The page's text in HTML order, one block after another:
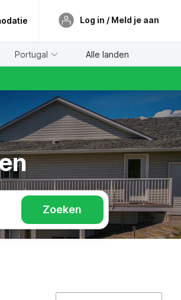
Log in / Meld je aan
Portugal Alle landen
Zoeken